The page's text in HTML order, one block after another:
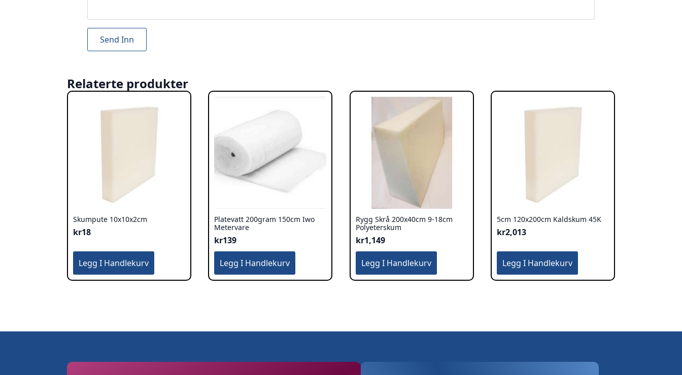
Relaterte produkter
Skumpute 10x10x2cm
kr18
Legg I Handlekurv
Platevatt 200gram 150cm Iwo
Metervare
kr139
Legg I Handlekurv
Rygg Skrå 200x40cm 9-18cm
Polyeterskum
kr1,149
Legg I Handlekurv
5cm 120x200cm Kaldskum 45K
kr2,013
Legg I Handlekurv